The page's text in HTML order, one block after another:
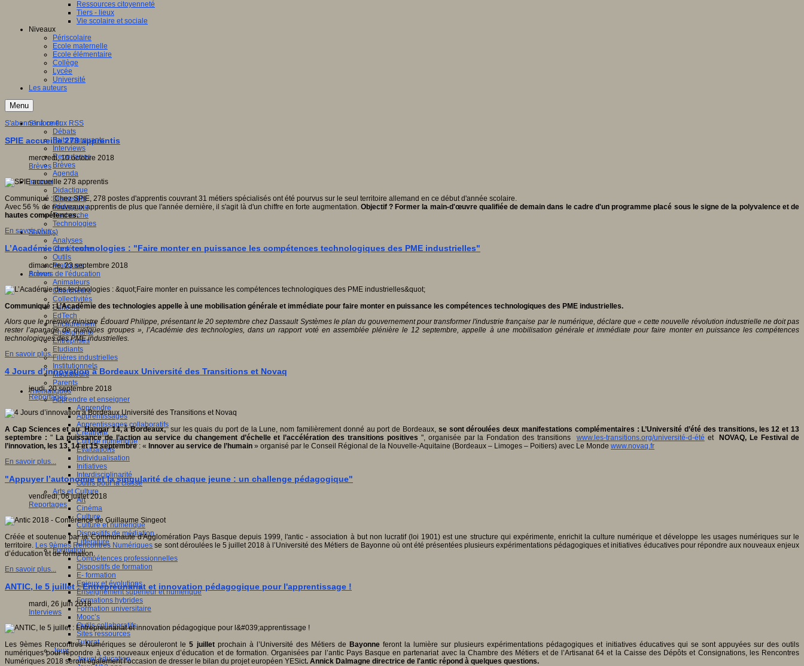
Ressources citoyenneté
Tiers - lieux
Vie scolaire et sociale
Niveaux
Périscolaire
Ecole maternelle
Ecole élémentaire
Collège
Lycée
Université
Les auteurs
Menu
S'informer
Débats
Faits marquants
Interviews
Reportages
Brèves
Agenda
Innover
Didactique
Dispositifs
Pédagogie
Recherche
Technologies
Savoir(s)
Analyses
Conférences
Outils
Pratiques
Acteurs de l'éducation
Animateurs
Chercheurs
Collectivités
Editeurs
EdTech
Encadrement
Enseignants
Entreprises
Etudiants
Filières industrielles
Institutionnels
Médiateurs
Parents
Thématiques
Apprendre et enseigner
Apprendre
Apprentissages
Apprentissages collaboratifs
Créativité
Culture numérique
Evaluations
Individualisation
Initiatives
Interdisciplinarité
Outils pour la classe
Arts et Culture
Art
Cinéma
Culture
Culture et numérique
Dispositifs de médiation
Littérature
Formation
Compétences professionnelles
Dispositifs de formation
E- formation
Enjeux et évolutions
Enseignement supérieur et numérique
Formations hybrides
Formation universitaire
Mooc’s
Outils collaboratifs
Sites ressources
Tutorat
Jeux
Jeu et éducation
S'abonner à ce flux RSS
SPIE accueille 278 apprentis
mercredi, 10 octobre 2018
Brèves
Communiqué : Chez SPIE, 278 postes d'apprentis couvrant 31 métiers spécialisés ont été pourvus sur le seul territoire allemand en ce début d'année scolaire.
Avec 56 % de nouveaux apprentis de plus que l'année dernière, il s'agit là d'un chiffre en forte augmentation. Objectif ? Former la main-d'œuvre qualifiée de demain dans le cadre d'un programme placé sous le signe de la polyvalence et de
hautes compétences.
En savoir plus...
L’Académie des technologies : "Faire monter en puissance les compétences technologiques des PME industrielles"
dimanche, 23 septembre 2018
Brèves
Communiqué : L’Académie des technologies appelle à une mobilisation générale et immédiate pour faire monter en puissance les compétences technologiques des PME industrielles.
Alors que le premier ministre Édouard Philippe, présentant le 20 septembre chez Dassault Systèmes le plan du gouvernement pour transformer l'industrie française par le numérique, déclare que « cette nouvelle révolution industrielle ne doit pas
rester l’apanage de quelques groupes », l’Académie des technologies, dans un rapport voté en assemblée plénière le 12 septembre, appelle à une mobilisation générale et immédiate pour faire monter en puissance les compétences
technologiques des PME industrielles.
En savoir plus...
4 Jours d’innovation à Bordeaux Université des Transitions et Novaq
jeudi, 20 septembre 2018
Reportages
A Cap Sciences et au Hangar 14, à Bordeaux,sur les quais du port de la Lune, nom familièrement donné au port de Bordeaux, se sont déroulées deux manifestations complémentaires : L’Université d’été des transitions, les 12 et 13
septembre : "La puissance de l’action au service du changement d’échelle et l’accélération des transitions positives ", organisée par la Fondation des transitions www.les-transitions.org/université-d-été et
NOVAQ, Le Festival de
l’innovation, les 13, 14 et 15 septembre : « Innover au service de l’humain » organisé par le Conseil Régional de la Nouvelle-Aquitaine (Bordeaux – Limoges – Poitiers) avec Le Monde www.novaq.fr
En savoir plus...
"Appuyer l’autonomie et la singularité de chaque jeune : un challenge pédagogique"
vendredi, 06 juillet 2018
Reportages
Créée et soutenue par la Communauté d'Agglomération Pays Basque depuis 1999, l'antic - association à but non lucratif (loi 1901) est une structure qui expérimente, enrichit la culture numérique et développe les usages numériques sur le
territoire. Les 9èmes Rencontres Numériques se sont déroulées le 5 juillet 2018 à l’Université des Métiers de Bayonne où ont été présentées plusieurs expérimentations pédagogiques et initiatives éducatives pour répondre aux nouveaux enjeux
d’éducation et de formation.
En savoir plus...
ANTIC, le 5 juillet : Entrepreunariat et innovation pédagogique pour l'apprentissage !
mardi, 26 juin 2018
Interviews
Les 9èmes Rencontres Numériques se dérouleront le5 juilletprochain à l’Université des Métiers de Bayonneferont la lumière sur plusieurs expérimentations pédagogiques et initiatives éducatives qui se sont appuyées sur des outils
numériques pour répondre à ces nouveaux enjeux d’éducation et de formation. Organisées par l’antic Pays Basque en partenariat avec la Chambre des Métiers et de l’Artisanat 64 et la Caisse des Dépôts et Consignations, les Rencontres
Numériques 2018 seront également l’occasion de dresser le bilan du projet européen YESict. Annick Dalmagne directrice de l'antic répond à quelques questions.